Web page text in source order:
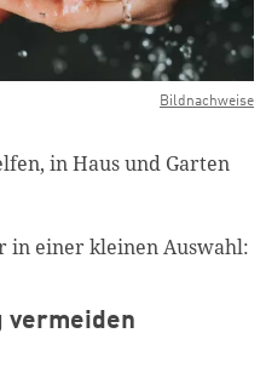
Bildnachweise
in Haus und Garten
in einer kleinen Auswahl:
vermeiden